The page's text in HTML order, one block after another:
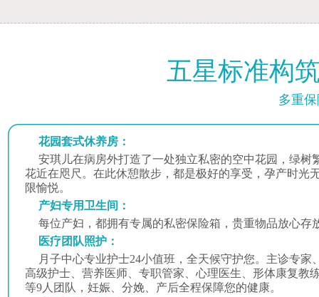
五星标准构
多重
花园套式休养房：
安琪儿在病房外打造了一处独立私密的空中花园，绿树
花近在咫尺。在此休憩散步，都是极好的享受，孕产时光
限愉悦。
产妇专用卫生间：
每位产妇，都拥有专属的私密保险箱，贵重物品放心存
医疗团队照护：
月子中心专业护士24小值班，全天候守护您。主诊专家
高级护士、营养医师、专职管家、心理医生、形体康复教
等9人团队，妊娠、分娩、产后全程保障您的健康。